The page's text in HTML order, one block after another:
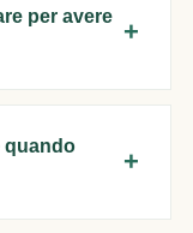
per avere
quando